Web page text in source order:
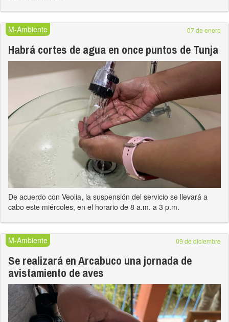
M-Ambiente 07 de enero
Habrá cortes de agua en once puntos de Tunja
De acuerdo con Veolia, la suspensión del servicio se llevará a
cabo este miércoles, en el horario de 8 a.m. a 3 p.m.
M-Ambiente 09 de diciembre
Se realizará en Arcabuco una jornada de
avistamiento de aves